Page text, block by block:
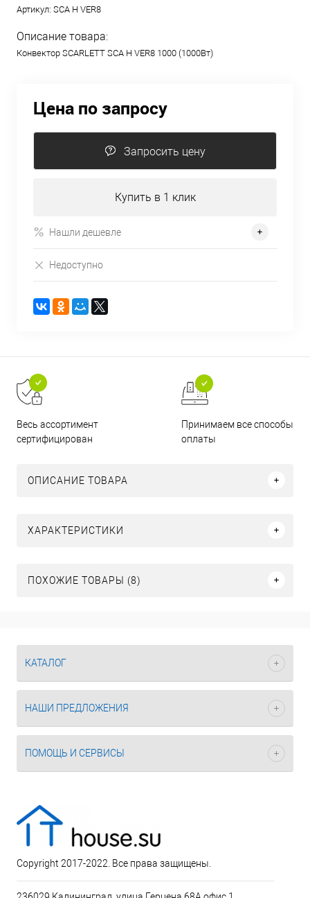
Артикул: SCA H VER8
Описание товара:
Конвектор SCARLETT SCA H VER8 1000 (1000Вт)
Цена по запросу
Запросить цену
Купить в 1 клик
Нашли дешевле
Недоступно
Весь ассортимент
сертифицирован
Принимаем все способы
оплаты
ОПИСАНИЕ ТОВАРА
ХАРАКТЕРИСТИКИ
ПОХОЖИЕ ТОВАРЫ (8)
КАТАЛОГ
НАШИ ПРЕДЛОЖЕНИЯ
ПОМОЩЬ И СЕРВИСЫ
Copyright 2017-2022. Все права защищены.